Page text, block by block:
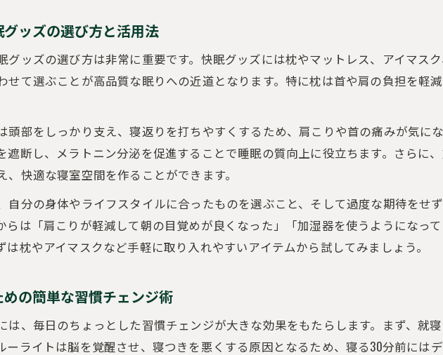
ッズの選び方と活用法
グッズの選び方は非常に重要です。快眠グッズには枕やマットレス、アイマス
せて選ぶことが高品質な眠りへの近道となります。特に枕は首や肩の負担を軽
頭部をしっかり支え、寝返りを打ちやすくするため、肩こりや首の痛みが気に
遮断し、メラトニン分泌を促進することで睡眠の質向上に役立ちます。さらに
快適な寝室空間を作ることができます。
自分の身体やライフスタイルに合ったものを選ぶこと、そして過度な期待をせ
らは「肩こりが軽減して朝の目覚めが良くなった」「加湿器を使うようになっ
は枕やアイマスクなど手軽に取り入れやすいアイテムから試してみましょう。
の簡単な習慣チェンジ術
は、毎日のちょっとした習慣チェンジが大きな効果をもたらします。まず、就
ーライトは脳を覚醒させ、寝つきを悪くする原因となるため、寝る30分前には